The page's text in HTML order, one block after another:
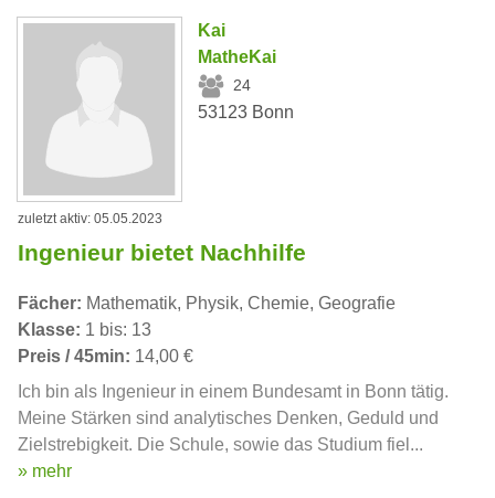
Kai
MatheKai
24
53123 Bonn
zuletzt aktiv: 05.05.2023
Ingenieur bietet Nachhilfe
Fächer: Mathematik, Physik, Chemie, Geografie
Klasse: 1 bis: 13
Preis / 45min: 14,00 €
Ich bin als Ingenieur in einem Bundesamt in Bonn tätig.
Meine Stärken sind analytisches Denken, Geduld und
Zielstrebigkeit. Die Schule, sowie das Studium fiel...
» mehr